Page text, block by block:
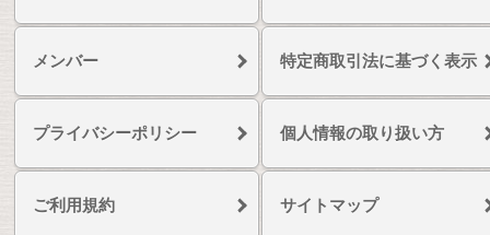
メンバー 特定商取引法に基づく表示
プライバシーポリシー 個人情報の取り扱い方
ご利用規約 サイトマップ